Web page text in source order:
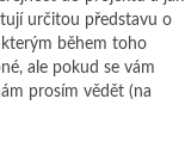
určitou představu o
během toho
ale pokud se vám
prosím vědět (na